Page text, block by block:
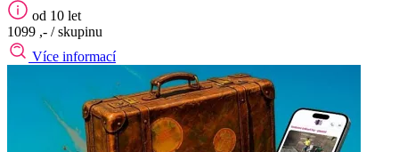
od 10 let
1099 ,- / skupinu
Více informací